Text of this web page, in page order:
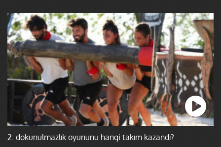
2. dokunulmazlık oyununu hangi takım kazandı?